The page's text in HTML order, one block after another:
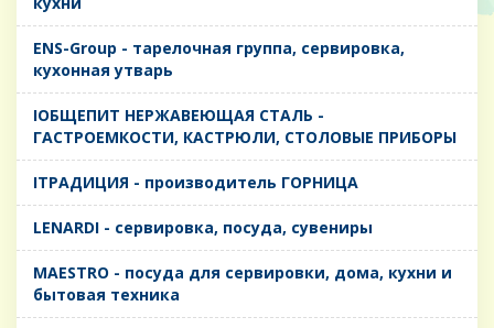
ENS-Group - тарелочная группа, сервировка,
кухонная утварь
IОБЩЕПИТ НЕРЖАВЕЮЩАЯ СТАЛЬ -
ГАСТРОЕМКОСТИ, КАСТРЮЛИ, СТОЛОВЫЕ ПРИБОРЫ
IТРАДИЦИЯ - производитель ГОРНИЦА
LENARDI - сервировка, посуда, сувениры
MAESTRO - посуда для сервировки, дома, кухни и
бытовая техника